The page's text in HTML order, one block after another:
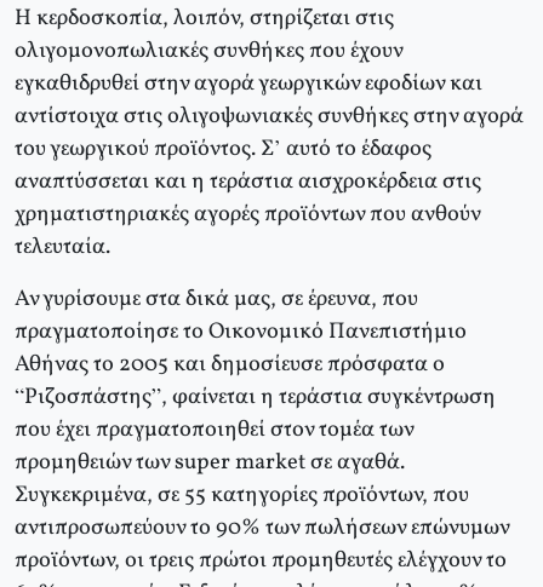
Η κερδοσκοπία, λοιπόν, στηρίζεται στις
ολιγομονοπωλιακές συνθήκες που έχουν
εγκαθιδρυθεί στην αγορά γεωργικών εφοδίων και
αντίστοιχα στις ολιγοψωνιακές συνθήκες στην αγορά
του γεωργικού προϊόντος. Σ’ αυτό το έδαφος
αναπτύσσεται και η τεράστια αισχροκέρδεια στις
χρηματιστηριακές αγορές προϊόντων που ανθούν
τελευταία.
Αν γυρίσουμε στα δικά μας, σε έρευνα, που
πραγματοποίησε το Οικονομικό Πανεπιστήμιο
Αθήνας το 2005 και δημοσίευσε πρόσφατα ο
“Ριζοσπάστης”, φαίνεται η τεράστια συγκέντρωση
που έχει πραγματοποιηθεί στον τομέα των
προμηθειών των super market σε αγαθά.
Συγκεκριμένα, σε 55 κατηγορίες προϊόντων, που
αντιπροσωπεύουν το 90% των πωλήσεων επώνυμων
προϊόντων, οι τρεις πρώτοι προμηθευτές ελέγχουν το